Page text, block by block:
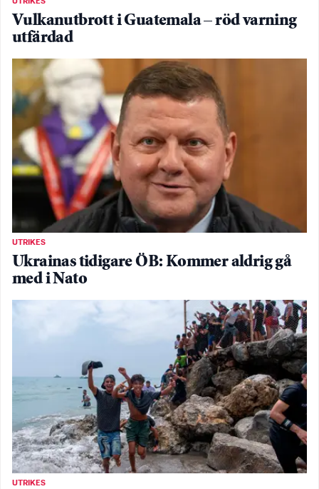
UTRIKES
Vulkanutbrott i Guatemala – röd varning
utfärdad
UTRIKES
Ukrainas tidigare ÖB: Kommer aldrig gå
med i Nato
UTRIKES